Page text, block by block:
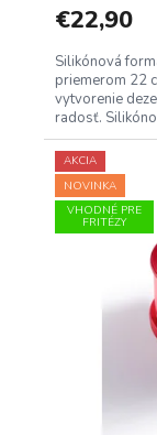
€22,90
Silikónová
priemerom 22
vytvorenie
radosť.
AKCIA
NOVINKA
VHODNÉ PRE
FRITÉZY